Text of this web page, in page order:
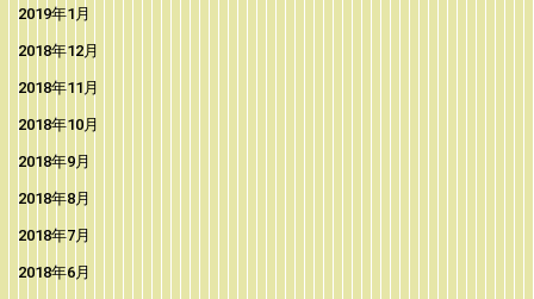
2019年1月
2018年12月
2018年11月
2018年10月
2018年9月
2018年8月
2018年7月
2018年6月